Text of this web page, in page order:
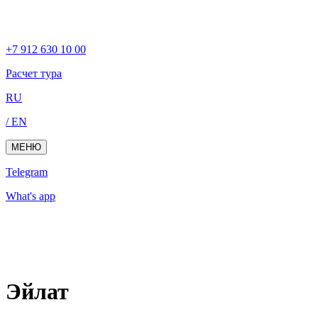
+7 912 630 10 00
Расчет тура
RU
/ EN
МЕНЮ
Telegram
What's app
Эйлат